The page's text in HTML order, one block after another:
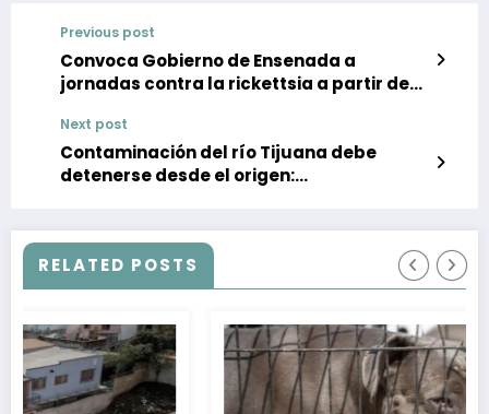
Previous post
Convoca Gobierno de Ensenada a
jornadas contra la rickettsia a partir de
Next post
Contaminación del río Tijuana debe
detenerse desde el origen:
RELATED POSTS